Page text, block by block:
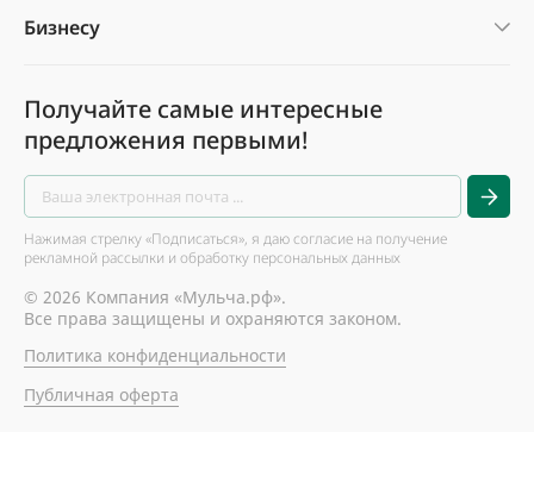
Бизнесу
Получайте самые интересные
предложения первыми!
Нажимая стрелку «Подписаться», я даю согласие на получение
рекламной рассылки и обработку персональных данных
© 2026 Компания «Мульча.рф».
Все права защищены и охраняются законом.
Политика конфиденциальности
Публичная оферта